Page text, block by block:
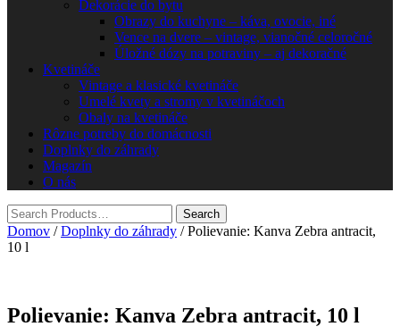
Dekorácie do bytu
Obrazy do kuchyne – káva, ovocie, iné
Vence na dvere – vintage, vianočné celoročné
Úložné dózy na potraviny – aj dekoračné
Kvetináče
Vintage a klasické kvetináče
Umelé kvety a stromy v kvetináčoch
Obaly na kvetináče
Rôzne potreby do domácnosti
Doplnky do záhrady
Magazín
O nás
Domov /Doplnky do záhrady / Polievanie: Kanva Zebra antracit,
10 l
Polievanie: Kanva Zebra antracit, 10 l